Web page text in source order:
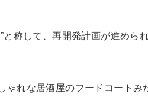
称して、再開発計画が進めら
ゃれな居酒屋のフードコートみ